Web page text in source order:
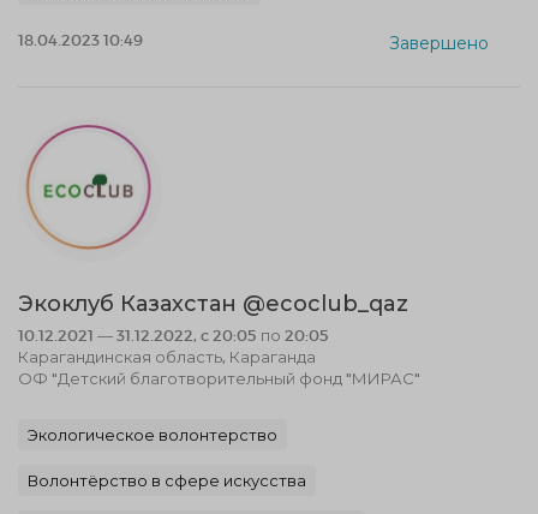
18.04.2023 10:49 Завершено
Экоклуб Казахстан @ecoclub_qaz
10.12.2021 — 31.12.2022, c 20:05 по 20:05
Карагандинская область, Караганда
ОФ "Детский благотворительный фонд "МИРАС"
Экологическое волонтерство
Волонтёрство в сфере искусства